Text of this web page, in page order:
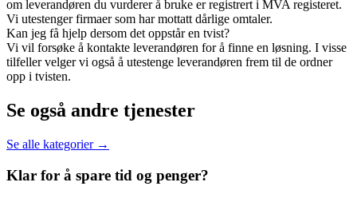
om leverandøren du vurderer å bruke er registrert i MVA registeret.
Vi utestenger firmaer som har mottatt dårlige omtaler.
Kan jeg få hjelp dersom det oppstår en tvist?
Vi vil forsøke å kontakte leverandøren for å finne en løsning. I visse
tilfeller velger vi også å utestenge leverandøren frem til de ordner
opp i tvisten.
Se også andre tjenester
Se alle kategorier →
Klar for å spare tid og penger?